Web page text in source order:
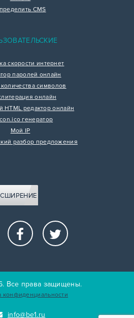
CMS
скорости интернет
паролей онлайн
символов
онлайн
HTML редактор онлайн
генератор
Мой IP
разбор предложения
Все права защищены.
конфиденциальности
info@be1.ru